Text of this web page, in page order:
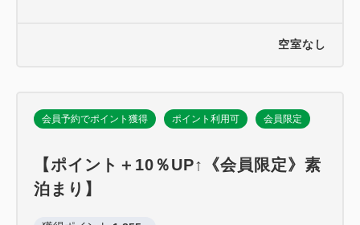
空室なし
会員予約でポイント獲得 ポイント利用可 会員限定
【ポイント＋10％UP↑《会員限定》素
泊まり】